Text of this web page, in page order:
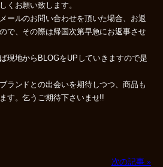
くお願い致します。
ールのお問い合わせを頂いた場合、お返
で、その際は帰国次第早急にお返事させ
現地からBLOGをUPしていきますので是
ランドとの出会いを期待しつつ、商品も
す。乞うご期待下さいませ!!
次の記事 »